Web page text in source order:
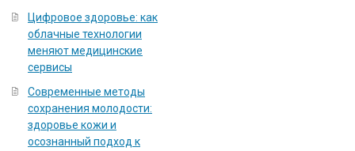
Цифровое здоровье: как
облачные технологии
меняют медицинские
сервисы
Современные методы
сохранения молодости:
здоровье кожи и
осознанный подход к